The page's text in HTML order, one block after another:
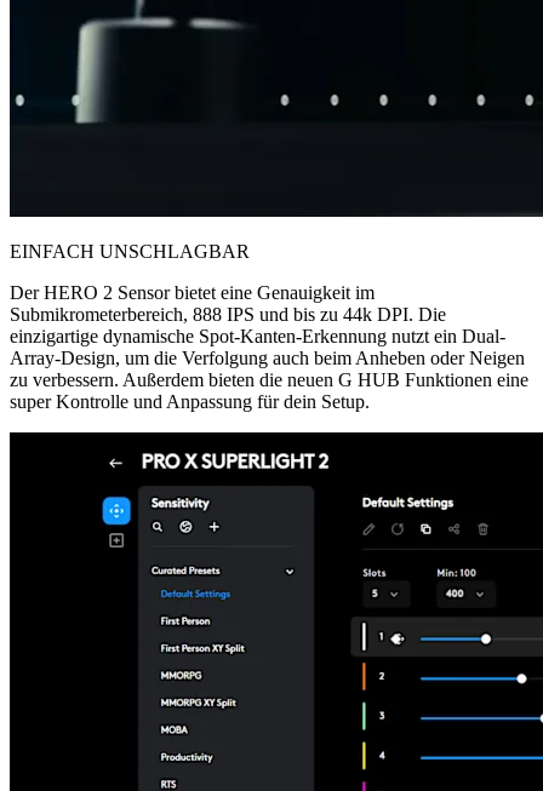
EINFACH UNSCHLAGBAR
Der HERO 2 Sensor bietet eine Genauigkeit im
Submikrometerbereich, 888 IPS und bis zu 44k DPI. Die
einzigartige dynamische Spot-Kanten-Erkennung nutzt ein Dual-
Array-Design, um die Verfolgung auch beim Anheben oder Neigen
zu verbessern. Außerdem bieten die neuen G HUB Funktionen eine
super Kontrolle und Anpassung für dein Setup.